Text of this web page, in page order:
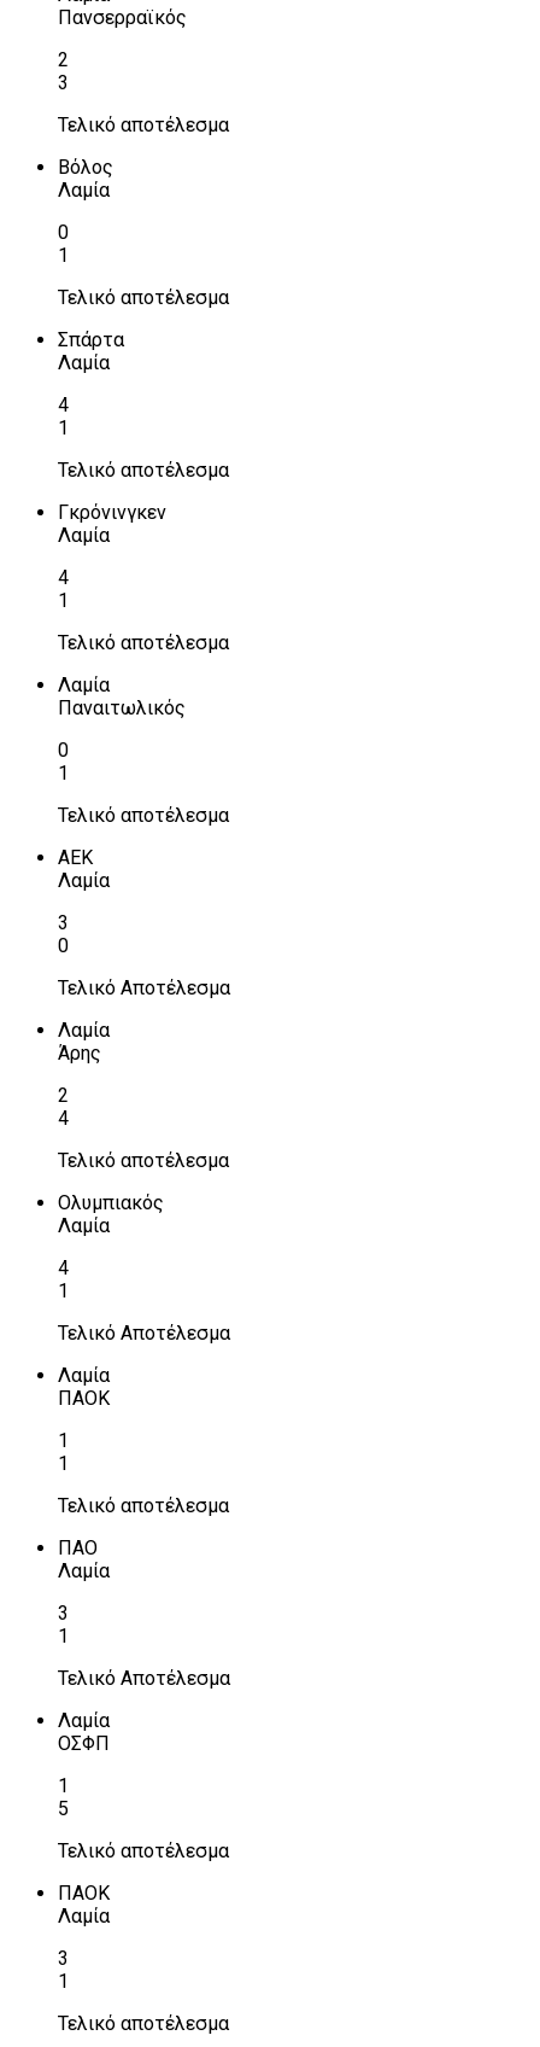
Πανσερραϊκός
2
3
Τελικό αποτέλεσμα
Βόλος
Λαμία
0
1
Τελικό αποτέλεσμα
Σπάρτα
Λαμία
4
1
Τελικό αποτέλεσμα
Γκρόνινγκεν
Λαμία
4
1
Τελικό αποτέλεσμα
Λαμία
Παναιτωλικός
0
1
Τελικό αποτέλεσμα
ΑΕΚ
Λαμία
3
0
Τελικό Αποτέλεσμα
Λαμία
Άρης
2
4
Τελικό αποτέλεσμα
Ολυμπιακός
Λαμία
4
1
Τελικό Αποτέλεσμα
Λαμία
ΠΑΟΚ
1
1
Τελικό αποτέλεσμα
ΠΑΟ
Λαμία
3
1
Τελικό Αποτέλεσμα
Λαμία
ΟΣΦΠ
1
5
Τελικό αποτέλεσμα
ΠΑΟΚ
Λαμία
3
1
Τελικό αποτέλεσμα